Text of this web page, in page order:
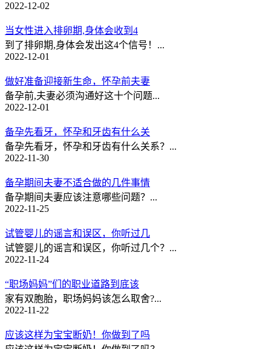
2022-12-02
当女性进入排卵期,身体会收到4
到了排卵期,身体会发出这4个信号！...
2022-12-01
做好准备迎接新生命，怀孕前夫妻
备孕前,夫妻必须沟通好这十个问题...
2022-12-01
备孕先看牙，怀孕和牙齿有什么关
备孕先看牙，怀孕和牙齿有什么关系？...
2022-11-30
备孕期间夫妻不适合做的几件事情
备孕期间夫妻应该注意哪些问题？...
2022-11-25
试管婴儿的谣言和误区，你听过几
试管婴儿的谣言和误区，你听过几个？...
2022-11-24
“职场妈妈”们的职业道路到底该
家有双胞胎，职场妈妈该怎么取舍?...
2022-11-22
应该这样为宝宝断奶！你做到了吗